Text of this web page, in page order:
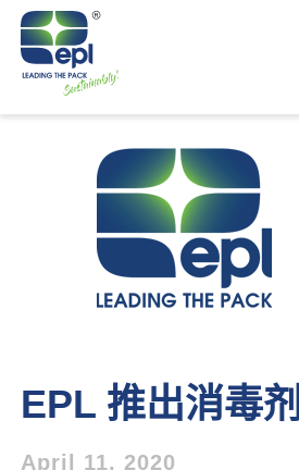
EPL 推出消毒
April 11, 2020